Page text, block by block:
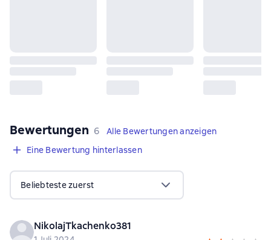
Bewertungen 6 Bewertungen
6
Alle Bewertungen anzeigen
Eine Bewertung hinterlassen
Beliebteste zuerst
NikolajTkachenko381